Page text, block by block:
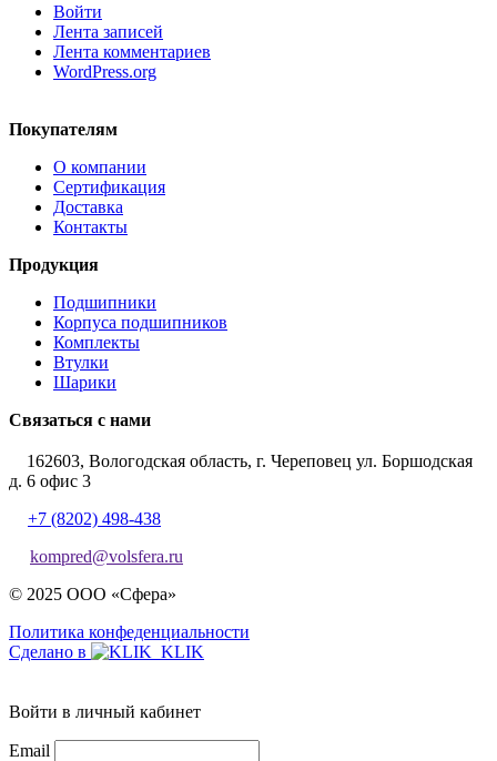
Войти
Лента записей
Лента комментариев
WordPress.org
Покупателям
О компании
Сертификация
Доставка
Контакты
Продукция
Подшипники
Корпуса подшипников
Комплекты
Втулки
Шарики
Связаться с нами
162603, Вологодская область, г. Череповец ул. Боршодская
д. 6 офис 3
+7 (8202) 498-438
kompred@volsfera.ru
© 2025 ООО «Сфера»
Политика конфеденциальности
Сделано в
Войти в личный кабинет
Email